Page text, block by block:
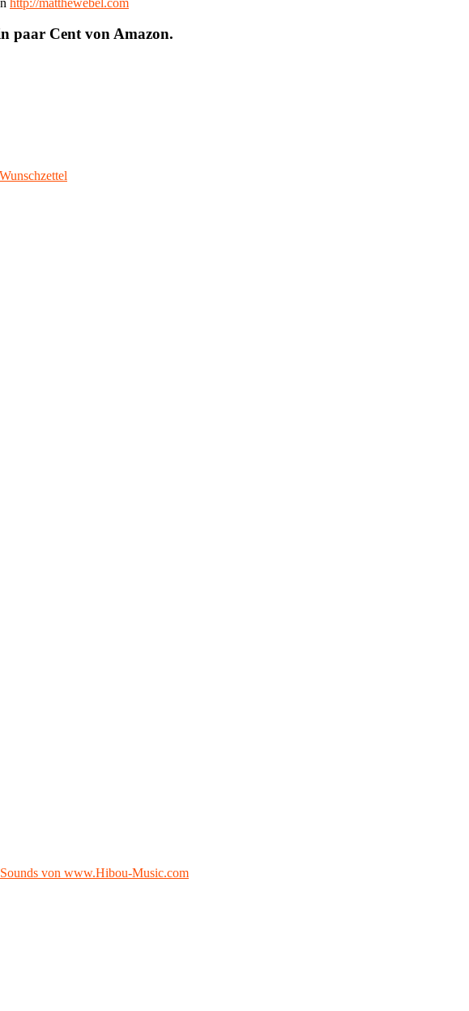
paar Cent von Amazon.
Sounds von www.Hibou-Music.com